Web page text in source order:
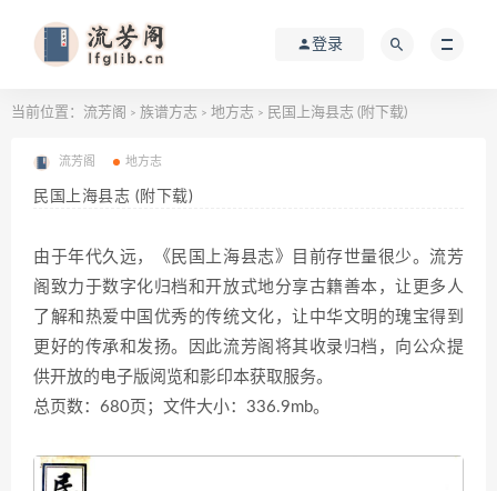
登录
当前位置： 流芳阁 > 族谱方志 > 地方志 > 民国上海县志 (附下载)
流芳阁 地方志
民国上海县志 (附下载)
由于年代久远，《民国上海县志》目前存世量很少。流芳
阁致力于数字化归档和开放式地分享古籍善本，让更多人
了解和热爱中国优秀的传统文化，让中华文明的瑰宝得到
更好的传承和发扬。因此流芳阁将其收录归档，向公众提
供开放的电子版阅览和影印本获取服务。
总页数：680页；文件大小：336.9mb。